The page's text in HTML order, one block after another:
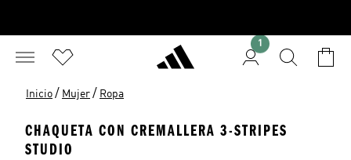
1
Inicio / Mujer / Ropa
CHAQUETA CON CREMALLERA 3-STRIPES
STUDIO